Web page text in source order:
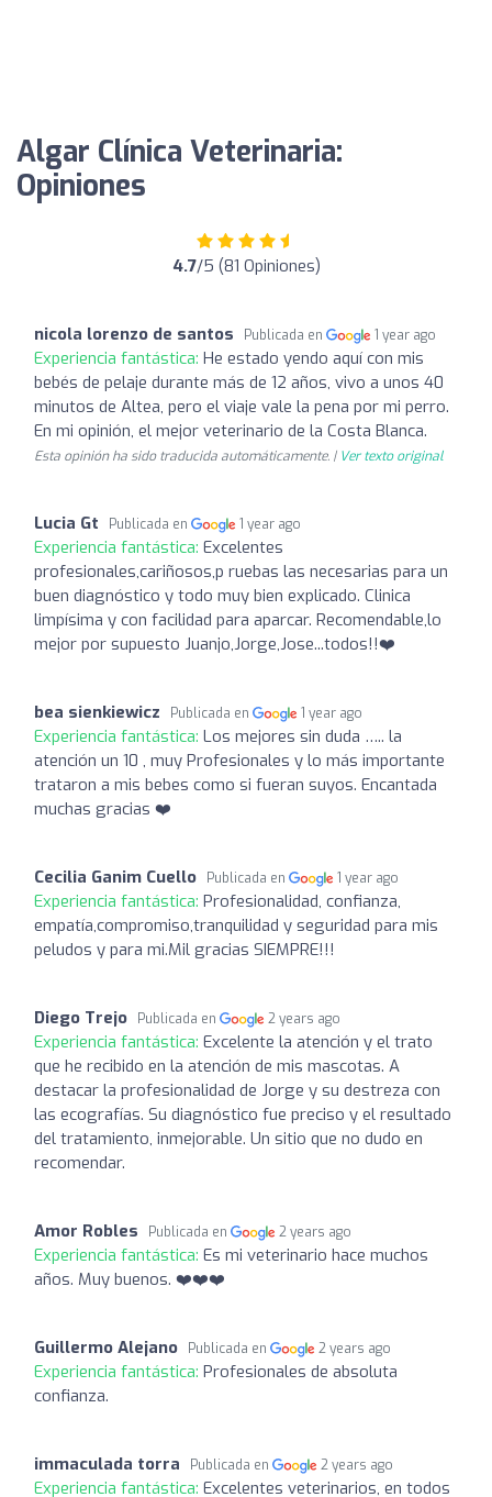
Algar Clínica Veterinaria:
Opiniones
4.7/5 (81 Opiniones)
nicola lorenzo de santos Publicada en 1 year ago
Experiencia fantástica: He estado yendo aquí con mis
bebés de pelaje durante más de 12 años, vivo a unos 40
minutos de Altea, pero el viaje vale la pena por mi perro.
En mi opinión, el mejor veterinario de la Costa Blanca.
Esta opinión ha sido traducida automáticamente. | Ver texto original
Lucia Gt Publicada en 1 year ago
Experiencia fantástica: Excelentes
profesionales,cariñosos,p ruebas las necesarias para un
buen diagnóstico y todo muy bien explicado. Clinica
limpísima y con facilidad para aparcar. Recomendable,lo
mejor por supuesto Juanjo,Jorge,Jose...todos!!❤️
bea sienkiewicz Publicada en 1 year ago
Experiencia fantástica: Los mejores sin duda ….. la
atención un 10 , muy Profesionales y lo más importante
trataron a mis bebes como si fueran suyos. Encantada
muchas gracias ❤️
Cecilia Ganim Cuello Publicada en 1 year ago
Experiencia fantástica: Profesionalidad, confianza,
empatía,compromiso,tranquilidad y seguridad para mis
peludos y para mi.Mil gracias SIEMPRE!!!
Diego Trejo Publicada en 2 years ago
Experiencia fantástica: Excelente la atención y el trato
que he recibido en la atención de mis mascotas. A
destacar la profesionalidad de Jorge y su destreza con
las ecografías. Su diagnóstico fue preciso y el resultado
del tratamiento, inmejorable. Un sitio que no dudo en
recomendar.
Amor Robles Publicada en 2 years ago
Experiencia fantástica: Es mi veterinario hace muchos
años. Muy buenos. ❤️❤️❤️
Guillermo Alejano Publicada en 2 years ago
Experiencia fantástica: Profesionales de absoluta
confianza.
immaculada torra Publicada en 2 years ago
Experiencia fantástica: Excelentes veterinarios, en todos